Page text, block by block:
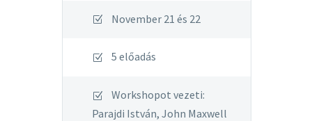
November 21 és 22
5 előadás
Workshopot vezeti:
Parajdi István, John Maxwell